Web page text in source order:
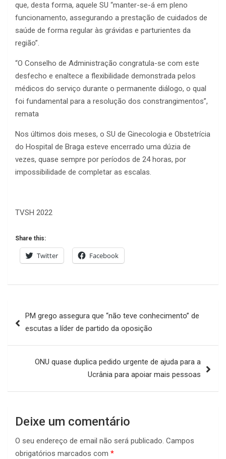
que, desta forma, aquele SU “manter-se-á em pleno
funcionamento, assegurando a prestação de cuidados de
saúde de forma regular às grávidas e parturientes da
região”.
“O Conselho de Administração congratula-se com este
desfecho e enaltece a flexibilidade demonstrada pelos
médicos do serviço durante o permanente diálogo, o qual
foi fundamental para a resolução dos constrangimentos”,
remata
Nos últimos dois meses, o SU de Ginecologia e Obstetrícia
do Hospital de Braga esteve encerrado uma dúzia de
vezes, quase sempre por períodos de 24 horas, por
impossibilidade de completar as escalas.
TVSH 2022
Share this:
Twitter Facebook
de
PM grego assegura que “não teve conhecimento” de
escutas a líder de partido da oposição
ONU quase duplica pedido urgente de ajuda para a
Ucrânia para apoiar mais pessoas
Deixe um comentário
O seu endereço de email não será publicado. Campos
obrigatórios marcados com *